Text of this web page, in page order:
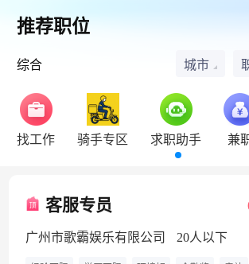
推荐职位
综合 城市
找工作 骑手专区 求职助手 兼
客服专员
广州市歌霸娱乐有限公司 20人以下